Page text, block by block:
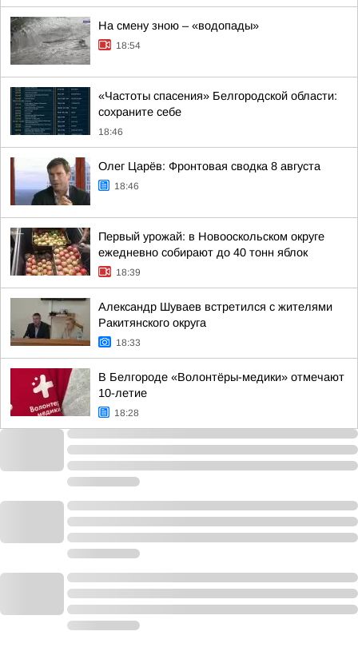
На смену зною – «водопады»
18:54
«Частоты спасения» Белгородской области:
сохраните себе
18:46
Олег Царёв: Фронтовая сводка 8 августа
18:46
Первый урожай: в Новооскольском округе
ежедневно собирают до 40 тонн яблок
18:39
Александр Шуваев встретился с жителями
Ракитянского округа
18:33
В Белгороде «Волонтёры-медики» отмечают
10-летие
18:28